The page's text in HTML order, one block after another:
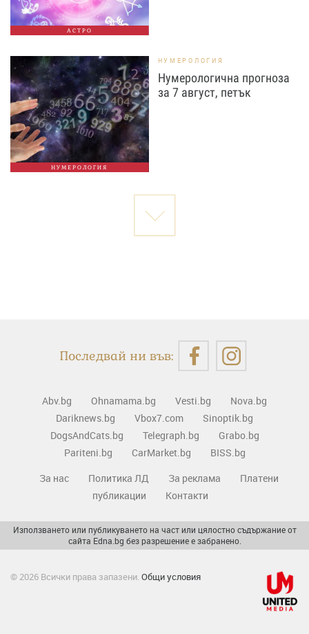
АСТРО
НУМЕРОЛОГИЯ
НУМЕРОЛОГИЯ
Нумерологична прогноза
за 7 август, петък
Последвай ни във:
Abv.bg Ohnamama.bg Vesti.bg
Nova.bg
Dariknews.bg
Vbox7.com
Sinoptik.bg
DogsAndCats.bg
Telegraph.bg
Grabo.bg
Pariteni.bg
CarMarket.bg
BISS.bg
За нас
Политика ЛД За реклама
Платени
публикации
Контакти
Използването или публикуването на част или цялостно съдържание от
сайта Edna.bg без разрешение е забранено.
© 2026 Всички права запазени. Общи условия